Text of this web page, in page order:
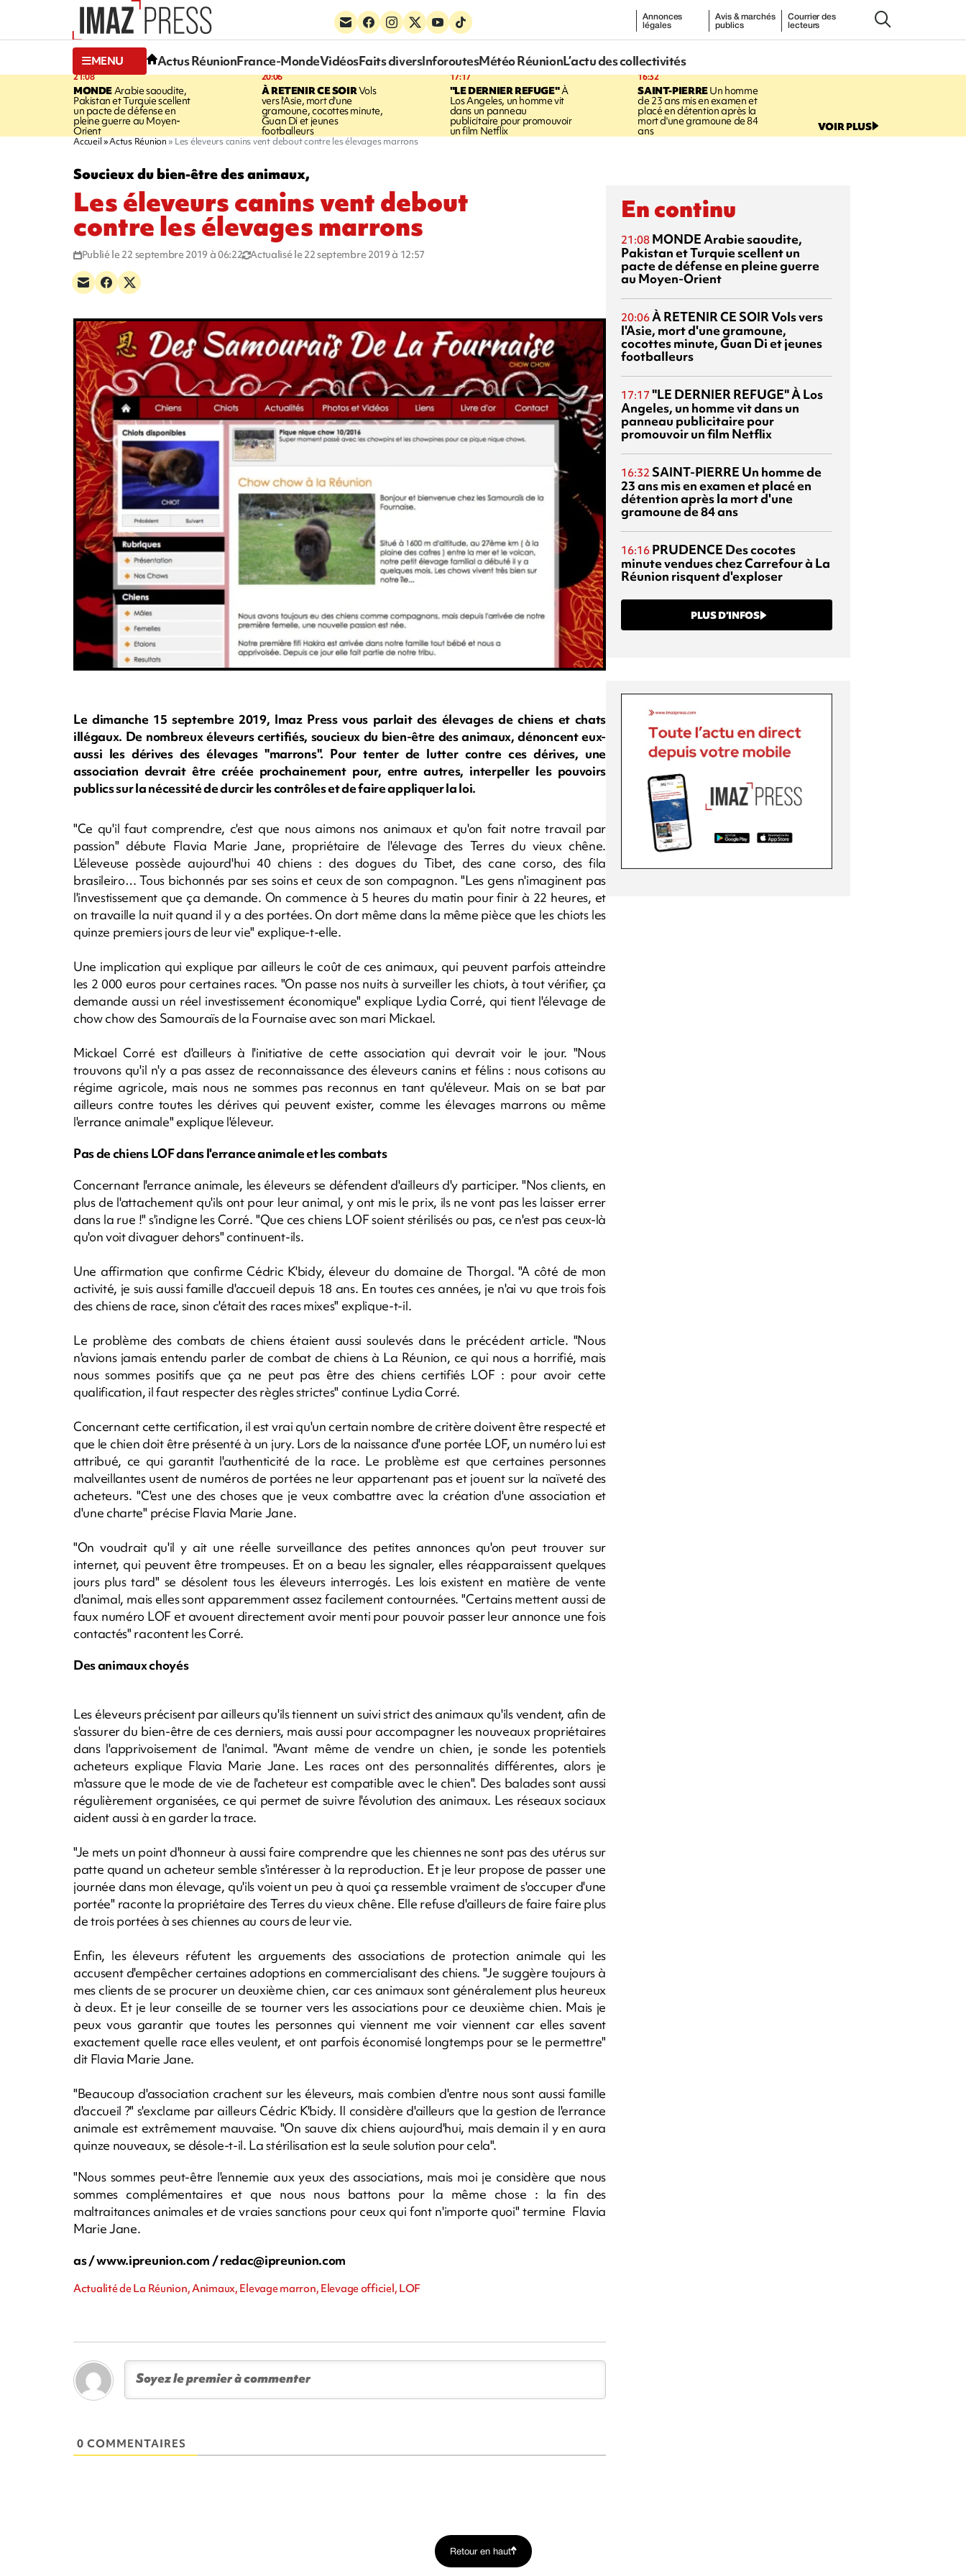
Annonces
légales
Avis & marchés
publics
Courrier des
lecteurs
MENU Actus RéunionFrance-MondeVidéosFaits diversInforoutesMétéo RéunionL’actu des collectivités
21:08
MONDE Arabie saoudite,
Pakistan et Turquie scellent
un pacte de défense en
pleine guerre au Moyen-
Orient
20:06
À RETENIR CE SOIRVols
vers l'Asie, mort d'une
gramoune, cocottes minute,
Guan Di et jeunes
footballeurs
17:17
"LE DERNIER REFUGE"À
Los Angeles, un homme vit
dans un panneau
publicitaire pour promouvoir
un film Netflix
16:32
SAINT-PIERREUn homme
de 23 ans mis en examen et
placé en détention après la
mort d'une gramoune de 84
ans VOIR PLUS
Accueil Actus Réunion Les éleveurs canins vent debout contre les élevages marrons
Soucieux du bien-être des animaux,
Les éleveurs canins vent debout
contre les élevages marrons
Publié le 22 septembre 2019 à 06:22 Actualisé le 22 septembre 2019 à 12:57
Le dimanche 15 septembre 2019, Imaz Press vous parlait des élevages de chiens et chats
illégaux. De nombreux éleveurs certifiés, soucieux du bien-être des animaux, dénoncent eux-
aussi les dérives des élevages "marrons". Pour tenter de lutter contre ces dérives, une
association devrait être créée prochainement pour, entre autres, interpeller les pouvoirs
publics sur la nécessité de durcir les contrôles et de faire appliquer la loi.
"Ce qu'il faut comprendre, c'est que nous aimons nos animaux et qu'on fait notre travail par
passion" débute Flavia Marie Jane, propriétaire de l'élevage des Terres du vieux chêne.
L'éleveuse possède aujourd'hui 40 chiens : des dogues du Tibet, des cane corso, des fila
brasileiro… Tous bichonnés par ses soins et ceux de son compagnon. "Les gens n'imaginent pas
l'investissement que ça demande. On commence à 5 heures du matin pour finir à 22 heures, et
on travaille la nuit quand il y a des portées. On dort même dans la même pièce que les chiots les
quinze premiers jours de leur vie" explique-t-elle.
Une implication qui explique par ailleurs le coût de ces animaux, qui peuvent parfois atteindre
les 2 000 euros pour certaines races. "On passe nos nuits à surveiller les chiots, à tout vérifier, ça
demande aussi un réel investissement économique" explique Lydia Corré, qui tient l'élevage de
chow chow des Samouraïs de la Fournaise avec son mari Mickael.
Mickael Corré est d'ailleurs à l'initiative de cette association qui devrait voir le jour. "Nous
trouvons qu'il n'y a pas assez de reconnaissance des éleveurs canins et félins : nous cotisons au
régime agricole, mais nous ne sommes pas reconnus en tant qu'éleveur. Mais on se bat par
ailleurs contre toutes les dérives qui peuvent exister, comme les élevages marrons ou même
l'errance animale" explique l'éleveur.
Pas de chiens LOF dans l'errance animale et les combats
Concernant l'errance animale, les éleveurs se défendent d'ailleurs d'y participer. "Nos clients, en
plus de l'attachement qu'ils ont pour leur animal, y ont mis le prix, ils ne vont pas les laisser errer
dans la rue !" s'indigne les Corré. "Que ces chiens LOF soient stérilisés ou pas, ce n'est pas ceux-là
qu'on voit divaguer dehors" continuent-ils.
Une affirmation que confirme Cédric K'bidy, éleveur du domaine de Thorgal. "A côté de mon
activité, je suis aussi famille d'accueil depuis 18 ans. En toutes ces années, je n'ai vu que trois fois
des chiens de race, sinon c'était des races mixes" explique-t-il.
Le problème des combats de chiens étaient aussi soulevés dans le précédent article. "Nous
n'avions jamais entendu parler de combat de chiens à La Réunion, ce qui nous a horrifié, mais
nous sommes positifs que ça ne peut pas être des chiens certifiés LOF : pour avoir cette
qualification, il faut respecter des règles strictes" continue Lydia Corré.
Concernant cette certification, il est vrai qu'un certain nombre de critère doivent être respecté et
que le chien doit être présenté à un jury. Lors de la naissance d'une portée LOF, un numéro lui est
attribué, ce qui garantit l'authenticité de la race. Le problème est que certaines personnes
malveillantes usent de numéros de portées ne leur appartenant pas et jouent sur la naïveté des
acheteurs. "C'est une des choses que je veux combattre avec la création d'une association et
d'une charte" précise Flavia Marie Jane.
"On voudrait qu'il y ait une réelle surveillance des petites annonces qu'on peut trouver sur
internet, qui peuvent être trompeuses. Et on a beau les signaler, elles réapparaissent quelques
jours plus tard" se désolent tous les éleveurs interrogés. Les lois existent en matière de vente
d'animal, mais elles sont apparemment assez facilement contournées. "Certains mettent aussi de
faux numéro LOF et avouent directement avoir menti pour pouvoir passer leur annonce une fois
contactés" racontent les Corré.
Des animaux choyés
Les éleveurs précisent par ailleurs qu'ils tiennent un suivi strict des animaux qu'ils vendent, afin de
s'assurer du bien-être de ces derniers, mais aussi pour accompagner les nouveaux propriétaires
dans l'apprivoisement de l'animal. "Avant même de vendre un chien, je sonde les potentiels
acheteurs explique Flavia Marie Jane. Les races ont des personnalités différentes, alors je
m'assure que le mode de vie de l'acheteur est compatible avec le chien". Des balades sont aussi
régulièrement organisées, ce qui permet de suivre l'évolution des animaux. Les réseaux sociaux
aident aussi à en garder la trace.
"Je mets un point d'honneur à aussi faire comprendre que les chiennes ne sont pas des utérus sur
patte quand un acheteur semble s'intéresser à la reproduction. Et je leur propose de passer une
journée dans mon élevage, qu'ils voient un peu à quoi ça ressemble vraiment de s'occuper d'une
portée" raconte la propriétaire des Terres du vieux chêne. Elle refuse d'ailleurs de faire faire plus
de trois portées à ses chiennes au cours de leur vie.
Enfin, les éleveurs réfutent les arguements des associations de protection animale qui les
accusent d'empêcher certaines adoptions en commercialisant des chiens. "Je suggère toujours à
mes clients de se procurer un deuxième chien, car ces animaux sont généralement plus heureux
à deux. Et je leur conseille de se tourner vers les associations pour ce deuxième chien. Mais je
peux vous garantir que toutes les personnes qui viennent me voir viennent car elles savent
exactement quelle race elles veulent, et ont parfois économisé longtemps pour se le permettre"
dit Flavia Marie Jane.
"Beaucoup d'association crachent sur les éleveurs, mais combien d'entre nous sont aussi famille
d'accueil ?" s'exclame par ailleurs Cédric K'bidy. Il considère d'ailleurs que la gestion de l'errance
animale est extrêmement mauvaise. "On sauve dix chiens aujourd'hui, mais demain il y en aura
quinze nouveaux, se désole-t-il. La stérilisation est la seule solution pour cela".
"Nous sommes peut-être l'ennemie aux yeux des associations, mais moi je considère que nous
sommes complémentaires et que nous nous battons pour la même chose : la fin des
maltraitances animales et de vraies sanctions pour ceux qui font n'importe quoi" termine Flavia
Marie Jane.
as / www.ipreunion.com /redac@ipreunion.com
Actualité de La Réunion, Animaux, Elevage marron, Elevage officiel, LOF
0 COMMENTAIRES
En continu
21:08 MONDEArabie saoudite,
Pakistan et Turquie scellent un
pacte de défense en pleine guerre
au Moyen-Orient
20:06À RETENIR CE SOIRVols vers
l'Asie, mort d'une gramoune,
cocottes minute, Guan Di et jeunes
footballeurs
17:17 "LE DERNIER REFUGE"À Los
Angeles, un homme vit dans un
panneau publicitaire pour
promouvoir un film Netflix
16:32 SAINT-PIERRE Un homme de
23 ans mis en examen et placé en
détention après la mort d'une
gramoune de 84 ans
16:16 PRUDENCE Des cocotes
minute vendues chez Carrefour à La
Réunion risquent d'exploser
PLUS D’INFOS
Retour en haut